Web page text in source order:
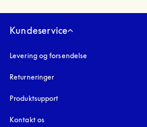
Kundeservice
Levering og forsendelse
Returneringer
Produktsupport
Kontakt os